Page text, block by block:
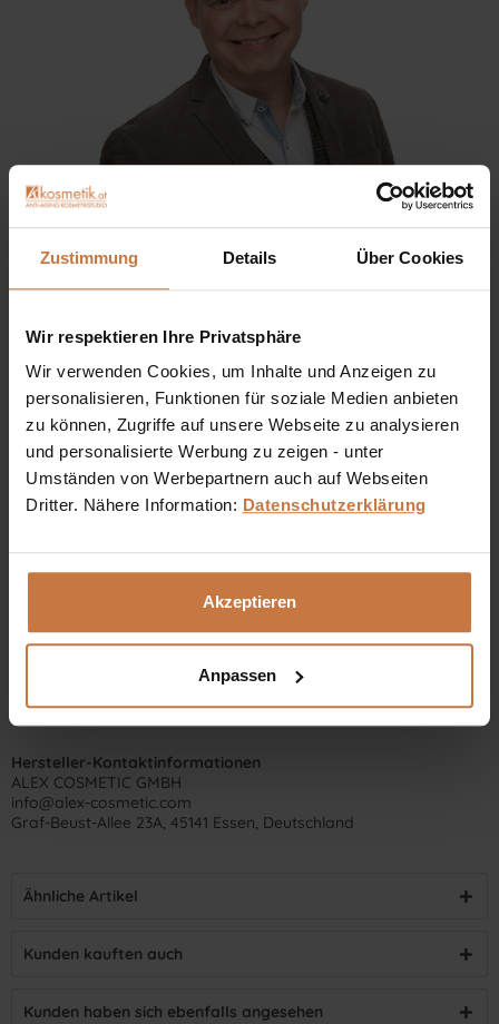
Zustimmung Details Über Cookies
Wir respektieren Ihre Privatsphäre
Wir verwenden Cookies, um Inhalte und Anzeigen zu
personalisieren, Funktionen für soziale Medien anbieten
zu können, Zugriffe auf unsere Webseite zu analysieren
und personalisierte Werbung zu zeigen - unter
Umständen von Werbepartnern auch auf Webseiten
Dritter. Nähere Information: Datenschutzerklärung
Akzeptieren
Anpassen
Sie haben eine Frage? Sie wünschen sich eine
Produktberatung oder wollen nur wissen, wie man das
Ich stehe Ihnen gerne persönlich zur Verfügung:
+43 (0)699 17 310 310
Dennis Grischek, Inhaber Kosmetikstudio in Graz & kosmetik.at
Hersteller-Kontaktinformationen
ALEX COSMETIC GMBH
info@alex-cosmetic.com
Graf-Beust-Allee 23A, 45141 Essen, Deutschland
Ähnliche Artikel
Kunden kauften auch
Kunden haben sich ebenfalls angesehen